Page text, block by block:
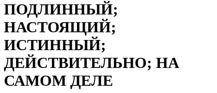
ПОДЛИННЫЙ;
НАСТОЯЩИЙ;
ИСТИННЫЙ;
ДЕЙСТВИТЕЛЬНО; НА
САМОМ ДЕЛЕ